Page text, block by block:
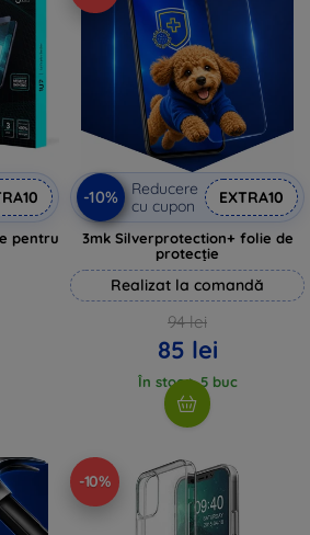
pentru
-10%
Reducere
cu cupon
EXTRA10
3mk Silverprotection+ folie de
protecție
Realizat la comandă
94 lei
85 lei
În stoc > 5 buc
-10%